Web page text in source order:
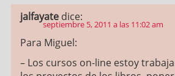
jalfayate dice:
septiembre 5, 2011 a las 11:02 am
Para Miguel:
– Los cursos on-line estoy